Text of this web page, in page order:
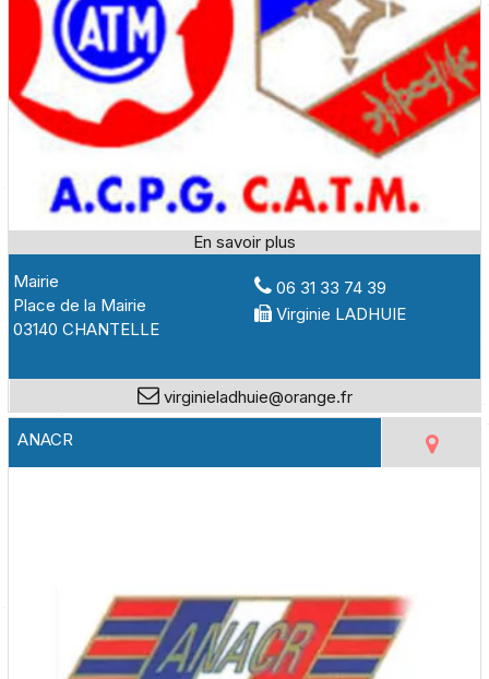
Mairie
Place de la Mairie
03140 CHANTELLE
06 31 33 74 39
Virginie LADHUIE
virginieladhuie@orange.fr
ANACR